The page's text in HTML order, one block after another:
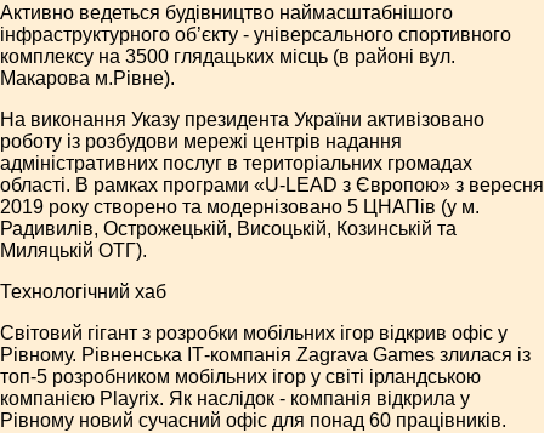
Активно ведеться будівництво наймасштабнішого
інфраструктурного об’єкту - універсального спортивного
комплексу на 3500 глядацьких місць (в районі вул.
Макарова м.Рівне).
На виконання Указу президента України активізовано
роботу із розбудови мережі центрів надання
адміністративних послуг в територіальних громадах
області. В рамках програми «U-LEAD з Європою» з вересня
2019 року створено та модернізовано 5 ЦНАПів (у м.
Радивилів, Острожецькій, Висоцькій, Козинській та
Миляцькій ОТГ).
Технологічний хаб
Світовий гігант з розробки мобільних ігор відкрив офіс у
Рівному. Рівненська ІТ-компанія Zagrava Games злилася із
топ-5 розробником мобільних ігор у світі ірландською
компанією Playrix. Як наслідок - компанія відкрила у
Рівному новий сучасний офіс для понад 60 працівників.